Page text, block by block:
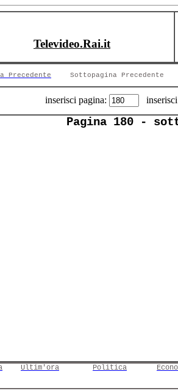
Televideo.Rai.it
Precedente Sottopagina Precedente
inserisci pagina:
Pagina 180 -
Ultim'ora Politica